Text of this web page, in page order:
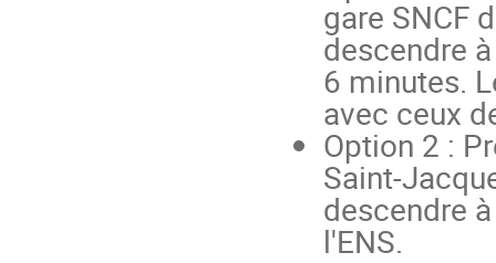
gare SNCF
descendre
6 minutes.
avec ceux
Option 2 :
Saint-
descendre
l'ENS.